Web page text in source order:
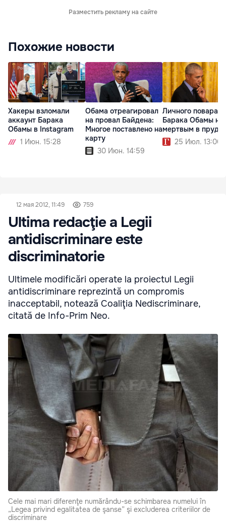
Разместить рекламу на сайте
Похожие новости
Хакеры взломали
аккаунт Барака
Обамы в Instagram
1 Июн. 15:28
Обама отреагировал
на провал Байдена:
Многое поставлено на
карту
30 Июн. 14:59
Личного повара
Барака Обамы
мертвым в пруду
25 Июл. 13:00
12 мая 2012, 11:49 759
Ultima redacţie a Legii
antidiscriminare este
discriminatorie
Ultimele modificări operate la proiectul Legii
antidiscriminare reprezintă un compromis
inacceptabil, notează Coaliţia Nediscriminare,
citată de Info-Prim Neo.
Cele mai mari diferenţe numărându-se schimbarea numelui în
„Legea privind egalitatea de şanse” şi excluderea criteriilor de
discriminare